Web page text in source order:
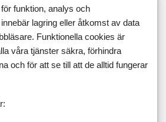
GI glass glutenfri
gratäng
grillat
gröt gryta
halloumi
funktion, analys och
lagring eller åtkomst av data
Funktionella cookies är
våra tjänster säkra, förhindra
och för att se till att de alltid fungerar